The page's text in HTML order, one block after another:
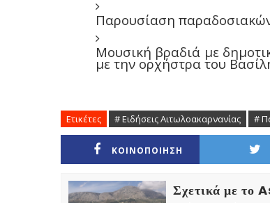
Παρουσίαση
Μουσική βραδιά με
με την ορχήστρα του
Ετικέτες # Ειδήσεις Αιτωλοακαρνανίας #
ΚΟΙΝΟΠΟΙΗΣΗ
Σχετικά με